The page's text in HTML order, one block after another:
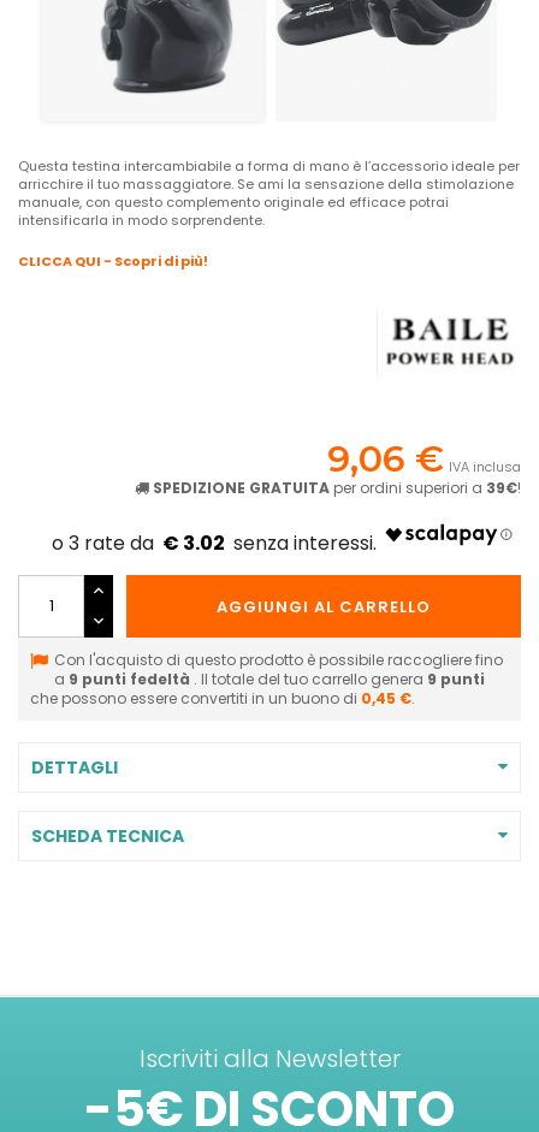
Questa testina intercambiabile a forma di mano è l’accessorio ideale per
arricchire il tuo massaggiatore. Se ami la sensazione della stimolazione
manuale, con questo complemento originale ed efficace potrai
intensificarla in modo sorprendente.
CLICCA QUI - Scopri di più!
9,06 € IVA inclusa
SPEDIZIONE GRATUITA per ordini superiori a 39€!
€ 3.02
AGGIUNGI AL CARRELLO
Con l'acquisto di questo prodotto è possibile raccogliere fino
a 9 punti fedeltà . Il totale del tuo carrello genera 9 punti
che possono essere convertiti in un buono di 0,45 €.
DETTAGLI
SCHEDA TECNICA
Iscriviti alla Newsletter
-5€ DI SCONTO